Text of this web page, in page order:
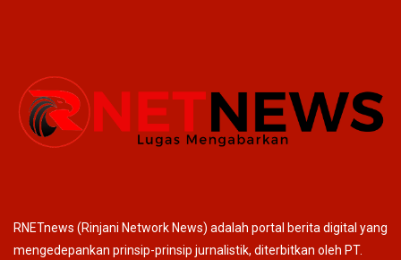
RNETnews (Rinjani Network News) adalah portal berita digital yang
mengedepankan prinsip-prinsip jurnalistik, diterbitkan oleh PT.